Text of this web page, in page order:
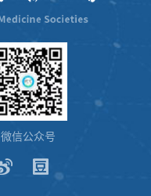
微信公众号